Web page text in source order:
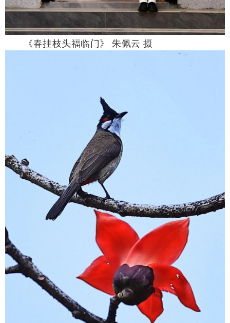
《春挂枝头福临门》 朱佩云 摄